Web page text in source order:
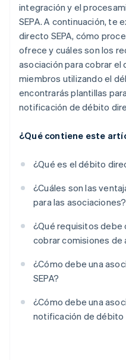
integración y el
SEPA. A continuación, te
directo SEPA, cómo
ofrece y cuáles son los
asociación para cobrar el
miembros utilizando el
encontrarás plantillas
notificación de débito
¿Qué contiene este
¿Qué es el débito
¿Cuáles son las
para las asociaciones?
¿Qué requisitos debe
cobrar comisiones de
¿Cómo debe una
SEPA?
¿Cómo debe una
notificación de débito